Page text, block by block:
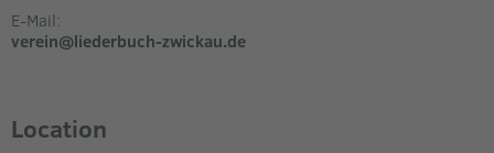
E-Mail:
verein@liederbuch-zwickau.de
Location